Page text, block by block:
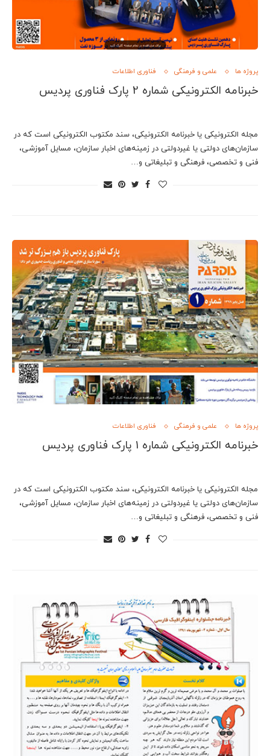
پروژه ها علمی و فرهنگی فناوری اطلاعات
خبرنامه الکترونیکی شماره 2 پارک فناوری پردیس
مجله الکترونیکی یا خبرنامه الکترونیکی، سند مکتوب الکترونیکی است که در
سازمان‌های دولتی یا غیردولتی در زمینه‌های اخبار سازمان، مسایل آموزشی،
فنی و تخصصی، فرهنگی و تبلیغاتی و…
پروژه ها علمی و فرهنگی فناوری اطلاعات
خبرنامه الکترونیکی شماره 1 پارک فناوری پردیس
مجله الکترونیکی یا خبرنامه الکترونیکی، سند مکتوب الکترونیکی است که در
سازمان‌های دولتی یا غیردولتی در زمینه‌های اخبار سازمان، مسایل آموزشی،
فنی و تخصصی، فرهنگی و تبلیغاتی و…